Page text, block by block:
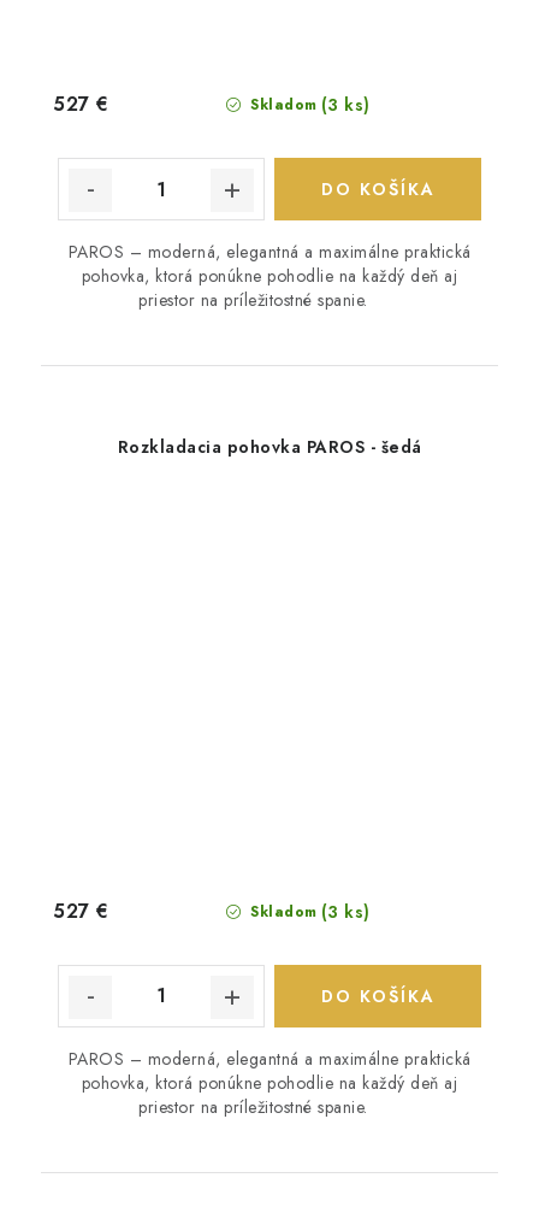
Skladom (3 ks)
527 €
DO KOŠÍKA
PAROS – moderná, elegantná a maximálne praktická
pohovka, ktorá ponúkne pohodlie na každý deň aj
priestor na príležitostné spanie.
Rozkladacia pohovka PAROS - šedá
Skladom (3 ks)
527 €
DO KOŠÍKA
PAROS – moderná, elegantná a maximálne praktická
pohovka, ktorá ponúkne pohodlie na každý deň aj
priestor na príležitostné spanie.